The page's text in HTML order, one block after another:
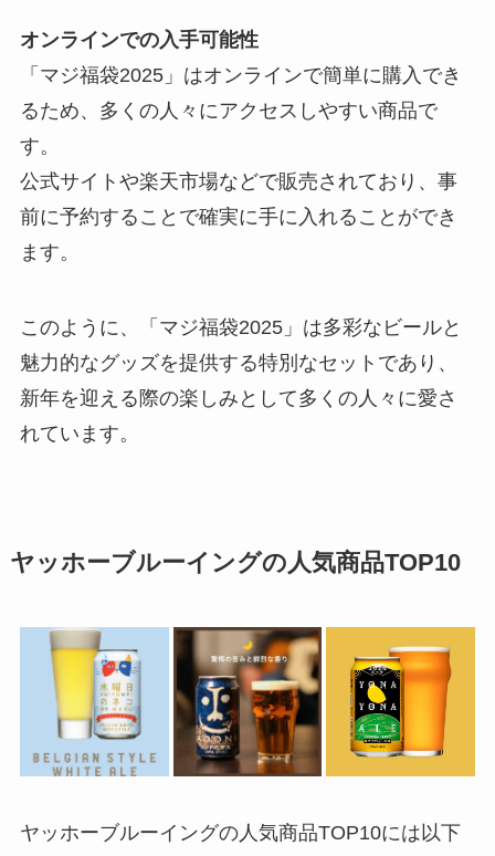
オンラインでの入手可能性
「マジ福袋2025」はオンラインで簡単に購入でき
るため、多くの人々にアクセスしやすい商品で
す。
公式サイトや楽天市場などで販売されており、事
前に予約することで確実に手に入れることができ
ます。
このように、「マジ福袋2025」は多彩なビールと
魅力的なグッズを提供する特別なセットであり、
新年を迎える際の楽しみとして多くの人々に愛さ
れています。
ヤッホーブルーイングの人気商品TOP10
ヤッホーブルーイングの人気商品TOP10には以下